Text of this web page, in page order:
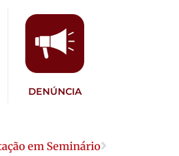
DENÚNCIA
em Seminário